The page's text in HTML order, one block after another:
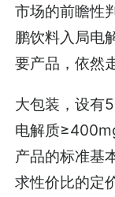
市场的前瞻性
鹏饮料入局电
要产品，依然
大包装，设有
电解质
产品的标准基
求性价比的定